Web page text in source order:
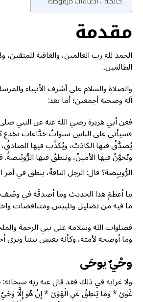
مقدمة
الحمد لله رب العالمين، والعاقبة للمتقين،
الظالمين..
والصلاة والسلام على أشرف الأنبياء
آله وصحبه أجمعين؛ أما بعد:
فعن أبي هريرة رضي الله عنه عن النبي
«سيأتي على الناسِ سنواتٌ خدَّاعات تخدع
يُصدَّقُ فيها الكاذبُ، ويُكذَّب فيها الصادقُ،
ويُخوَّنُ فيها الأمينُ، ويَنطقُ فيها الرُّويْبضةُ.
الرُّويبِضة؟ قال: الرجل التافهُ، ينطق في أمر
ما أعظمَ هذا الحديث وما أصدقَه في وصْف
ما فيه من تضليل وتلبيس ومتناقضات
فصلوات الله وسلامه على نبي الرحمة
وما أوضحه لأمته، وكأنه يعيش بيننا ويرى
وحْيٌ يوحَى
ولا غرابة في ذلك فقد قال عنه ربه
غَوَىٰ * وَمَا يَنطِقُ عَنِ الْهَوَىٰ * إِنْ هُوَ إِلَّا